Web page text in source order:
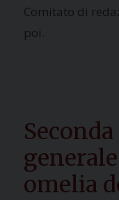
Comitato di
poi.
omelia